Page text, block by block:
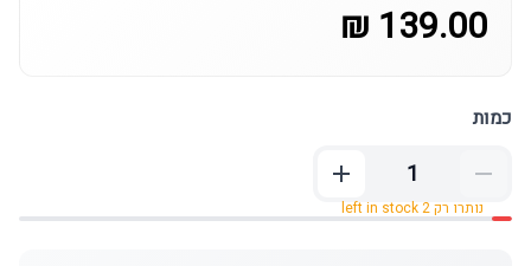
139.00 ₪
כמות
נותרו רק 2 left in stock